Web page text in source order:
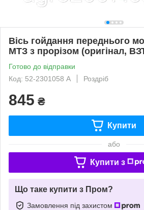
Вісь гойдання переднього
МТЗ з прорізом (оригінал,
Готово до відправки
Код: 52-2301058 А
Роздріб
845 ₴
Купити
або
Купити з
Що таке купити з Пром?
Замовлення під захистом